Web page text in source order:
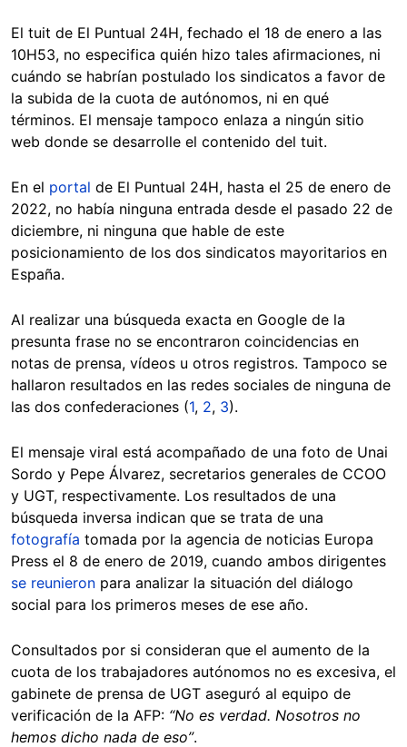
El tuit de El Puntual 24H, fechado el 18 de enero a las
10H53, no especifica quién hizo tales afirmaciones, ni
cuándo se habrían postulado los sindicatos a favor de
la subida de la cuota de autónomos, ni en qué
términos. El mensaje tampoco enlaza a ningún sitio
web donde se desarrolle el contenido del tuit.
En el portal de El Puntual 24H, hasta el 25 de enero de
2022, no había ninguna entrada desde el pasado 22 de
diciembre, ni ninguna que hable de este
posicionamiento de los dos sindicatos mayoritarios en
España.
Al realizar una búsqueda exacta en Google de la
presunta frase no se encontraron coincidencias en
notas de prensa, vídeos u otros registros. Tampoco se
hallaron resultados en las redes sociales de ninguna de
las dos confederaciones (1, 2, 3).
El mensaje viral está acompañado de una foto de Unai
Sordo y Pepe Álvarez, secretarios generales de CCOO
y UGT, respectivamente. Los resultados de una
búsqueda inversa indican que se trata de una
fotografía tomada por la agencia de noticias Europa
Press el 8 de enero de 2019, cuando ambos dirigentes
se reunieron para analizar la situación del diálogo
social para los primeros meses de ese año.
Consultados por si consideran que el aumento de la
cuota de los trabajadores autónomos no es excesiva, el
gabinete de prensa de UGT aseguró al equipo de
verificación de la AFP: “No es verdad. Nosotros no
hemos dicho nada de eso”.